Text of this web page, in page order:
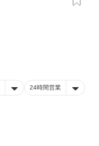
24時間営業